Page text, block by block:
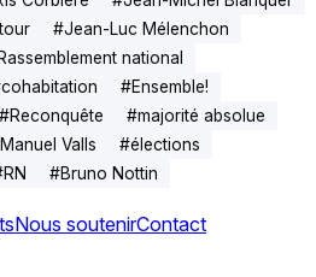
#Jean-Luc Mélenchon
national
cohabitation #Ensemble!
#Reconquête #majorité absolue
Manuel Valls #élections
RN #Bruno Nottin
Nous soutenirContact